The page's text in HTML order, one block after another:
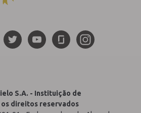
S.A. - Instituição de
os direitos reservados